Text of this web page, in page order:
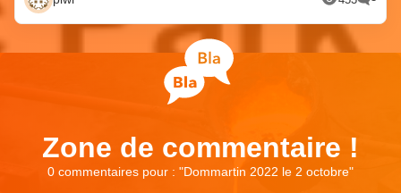
Zone de commentaire !
0 commentaires pour : "Dommartin 2022 le 2 octobre"